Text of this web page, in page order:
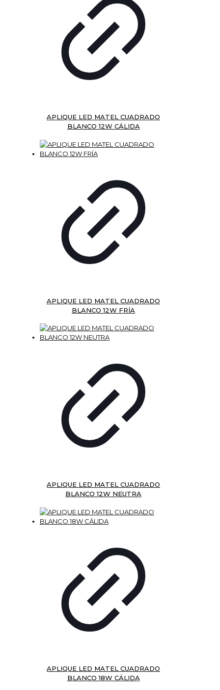
APLIQUE LED MATEL CUADRADO
BLANCO 12W CÁLIDA
APLIQUE LED MATEL CUADRADO
BLANCO 12W FRÍA
APLIQUE LED MATEL CUADRADO
BLANCO 12W NEUTRA
APLIQUE LED MATEL CUADRADO
BLANCO 18W CÁLIDA